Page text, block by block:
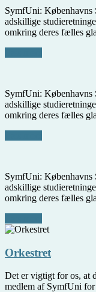
SymfUni: Københavns
adskillige
omkring deres fælles
SymfUni: Københavns
adskillige
omkring deres fælles
SymfUni: Københavns
adskillige
omkring deres fælles
Orkestret
Det er vigtigt for os, at
medlem af SymfUni